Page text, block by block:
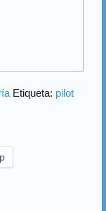
Etiqueta: pilot